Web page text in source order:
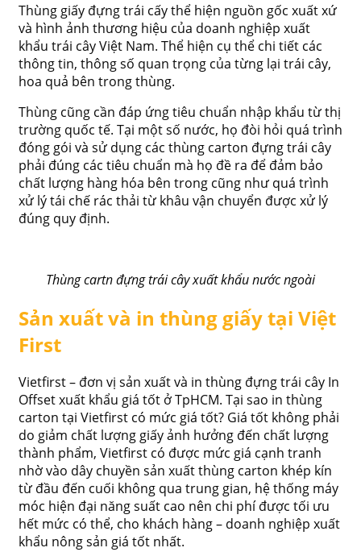
Thùng giấy đựng trái cấy thể hiện nguồn gốc xuất xứ
và hình ảnh thương hiệu của doanh nghiệp xuất
khẩu trái cây Việt Nam. Thể hiện cụ thể chi tiết các
thông tin, thông số quan trọng của từng lại trái cây,
hoa quả bên trong thùng.
Thùng cũng cần đáp ứng tiêu chuẩn nhập khẩu từ thị
trường quốc tế. Tại một số nước, họ đòi hỏi quá trình
đóng gói và sử dụng các thùng carton đựng trái cây
phải đúng các tiêu chuẩn mà họ đề ra để đảm bảo
chất lượng hàng hóa bên trong cũng như quá trình
xử lý tái chế rác thải từ khâu vận chuyển được xử lý
đúng quy định.
Thùng cartn đựng trái cây xuất khẩu nước ngoài
Sản xuất và in thùng giấy tại Việt
First
Vietfirst – đơn vị sản xuất và in thùng đựng trái cây In
Offset xuất khẩu giá tốt ở TpHCM. Tại sao in thùng
carton tại Vietfirst có mức giá tốt? Giá tốt không phải
do giảm chất lượng giấy ảnh hưởng đến chất lượng
thành phẩm, Vietfirst có được mức giá cạnh tranh
nhờ vào dây chuyền sản xuất thùng carton khép kín
từ đầu đến cuối không qua trung gian, hệ thống máy
móc hiện đại năng suất cao nên chi phí được tối ưu
hết mức có thể, cho khách hàng – doanh nghiệp xuất
khẩu nông sản giá tốt nhất.